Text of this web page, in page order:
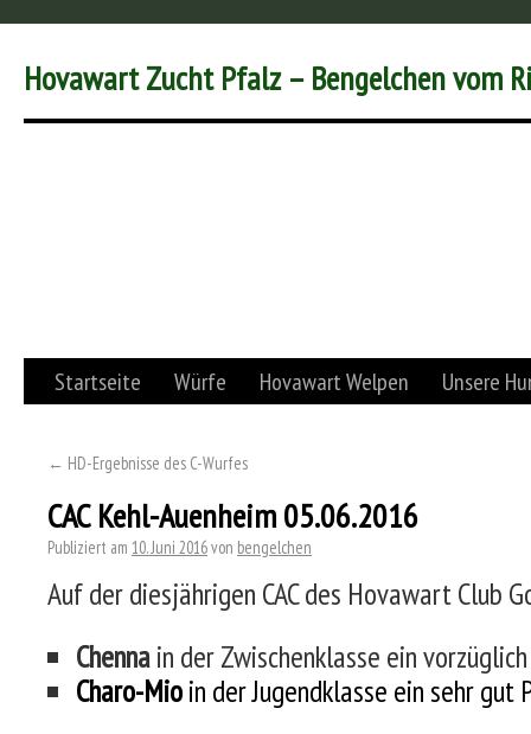
Hovawart Zucht Pfalz – Bengelchen vom
Startseite Würfe Hovawart Welpen Unsere
← HD-Ergebnisse des C-Wurfes
CAC Kehl-Auenheim 05.06.2016
Publiziert am 10. Juni 2016von bengelchen
Auf der diesjährigen CAC des Hovawart Club
Chennain der Zwischenklasse ein
Charo-Mioin der Jugendklasse ein sehr gut